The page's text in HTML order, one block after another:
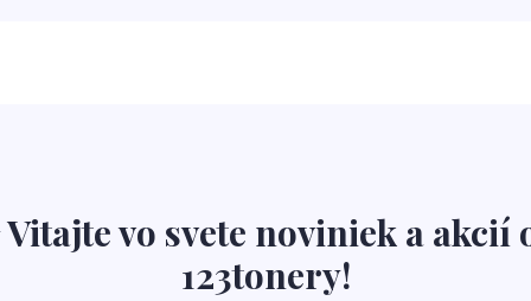
Vitajte vo svete noviniek a akcií
123tonery!